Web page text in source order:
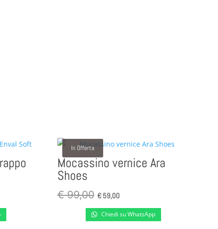
In Offerta
Mocassino vernice Ara
Shoes
€99,00 Il
prezzo
originale
€59,00Il
prezzo
attuale
Chiedi su WhatsApp